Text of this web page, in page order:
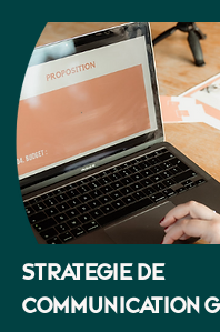
StratEgie de
communication